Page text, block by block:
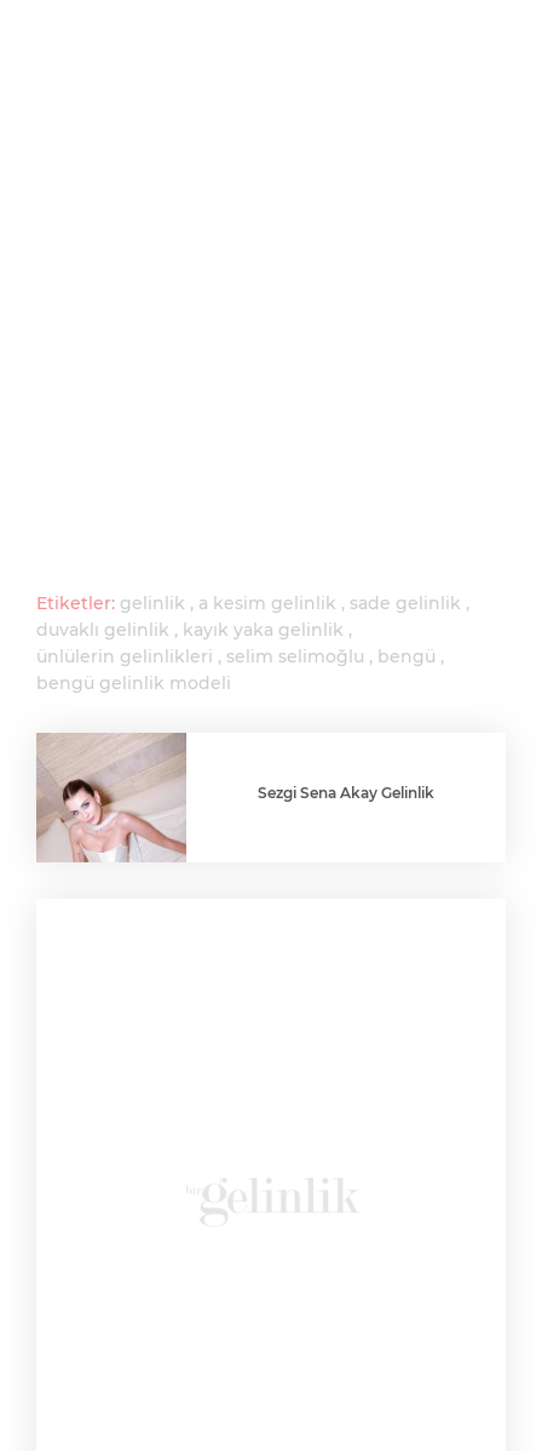
Etiketler: gelinlik a kesim gelinlik
sade gelinlik
duvaklı gelinlik
kayık yaka gelinlik
ünlülerin gelinlikleri
selim selimoğlu
bengü
bengü gelinlik modeli
Sezgi Sena Akay Gelinlik